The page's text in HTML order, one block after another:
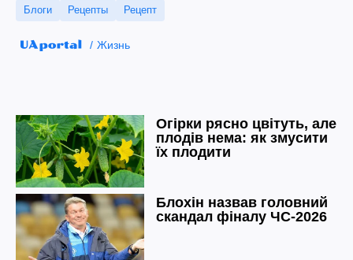
Блоги Рецепты Рецепт
Жизнь